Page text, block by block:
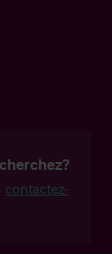
contactez-